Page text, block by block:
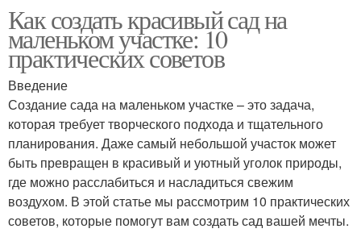
Как создать красивый сад на
маленьком участке: 10
практических советов
Введение
Создание сада на маленьком участке – это задача,
которая требует творческого подхода и тщательного
планирования. Даже самый небольшой участок может
быть превращен в красивый и уютный уголок природы,
где можно расслабиться и насладиться свежим
воздухом. В этой статье мы рассмотрим 10 практических
советов, которые помогут вам создать сад вашей мечты.